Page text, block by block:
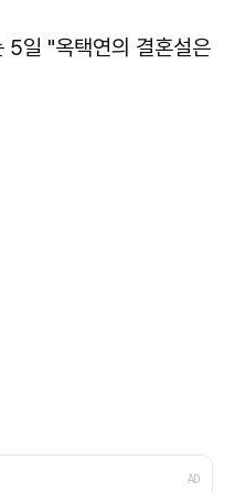
5일 "옥택연의 결혼설은